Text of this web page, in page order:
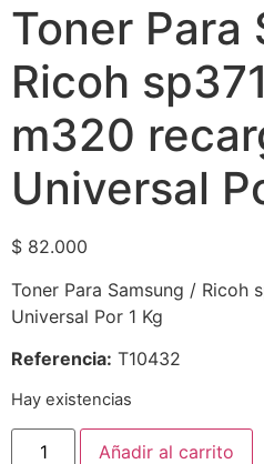
Toner Para
Ricoh
m320
Universal
$ 82.000
Toner Para Samsung / Ricoh
Universal Por 1 Kg
Referencia: T10432
Hay existencias
Añadir al carrito